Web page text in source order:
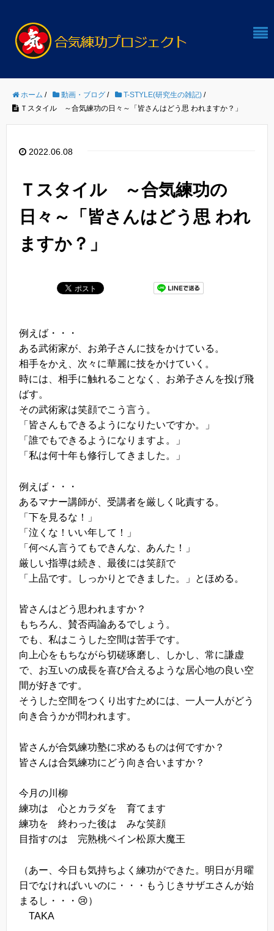
ホーム / 動画・ブログ / T-STYLE(研究生の雑記) /
Ｔスタイル ～合気練功の日々～「皆さんはどう思 われますか？」
2022.06.08
Ｔスタイル ～合気練功の
日々～「皆さんはどう思 われ
ますか？」
例えば・・・
ある武術家が、お弟子さんに技をかけている。
相手をかえ、次々に華麗に技をかけていく。
時には、相手に触れることなく、お弟子さんを投げ飛
ばす。
その武術家は笑顔でこう言う。
「皆さんもできるようになりたいですか。」
「誰でもできるようになりますよ。」
「私は何十年も修行してきました。」
例えば・・・
あるマナー講師が、受講者を厳しく叱責する。
「下を見るな！」
「泣くな！いい年して！」
「何べん言うてもできんな、あんた！」
厳しい指導は続き、最後には笑顔で
「上品です。しっかりとできました。」とほめる。
皆さんはどう思われますか？
もちろん、賛否両論あるでしょう。
でも、私はこうした空間は苦手です。
向上心をもちながら切磋琢磨し、しかし、常に謙虚
で、お互いの成長を喜び合えるような居心地の良い空
間が好きです。
そうした空間をつくり出すためには、一人一人がどう
向き合うかが問われます。
皆さんが合気練功塾に求めるものは何ですか？
皆さんは合気練功にどう向き合いますか？
今月の川柳
練功は 心とカラダを 育てます
練功を 終わった後は みな笑顔
目指すのは 完熟桃ペイン松原大魔王
（あー、今日も気持ちよく練功ができた。明日が月曜
日でなければいいのに・・・もうじきサザエさんが始
まるし・・・😢）
TAKA